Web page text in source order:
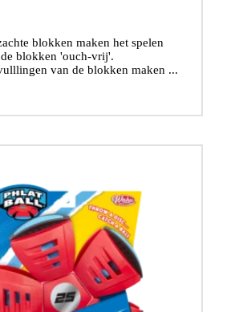
blokken maken het spelen
blokken 'ouch-vrij'.
van de blokken maken ...